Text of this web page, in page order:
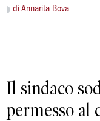
di Annarita Bova
Il sindaco
permesso al